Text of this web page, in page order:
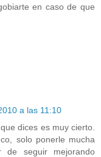
en caso de que
a las 11:10
dices es muy cierto.
solo ponerle mucha
seguir mejorando